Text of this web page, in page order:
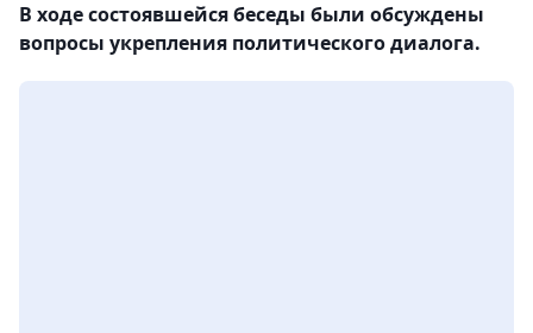
В ходе состоявшейся беседы были обсуждены
вопросы укрепления политического диалога.